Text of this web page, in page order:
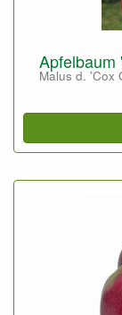
Apfelbaum
Malus d. 'Cox